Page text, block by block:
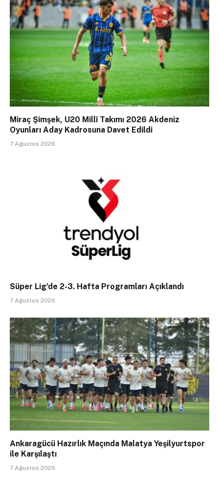
Miraç Şimşek, U20 Millî Takımı 2026 Akdeniz
Oyunları Aday Kadrosuna Davet Edildi
7 Ağustos 2026
Süper Lig’de 2-3. Hafta Programları Açıklandı
7 Ağustos 2026
Ankaragücü Hazırlık Maçında Malatya Yeşilyurtspor
ile Karşılaştı
7 Ağustos 2026